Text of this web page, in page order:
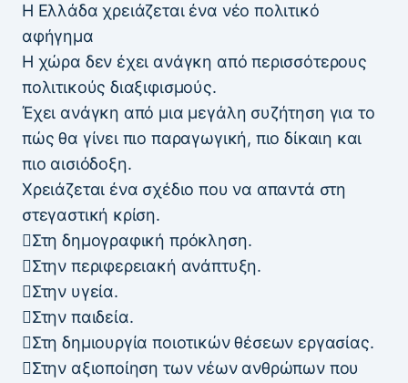
Η Ελλάδα χρειάζεται ένα νέο πολιτικό
αφήγημα
Η χώρα δεν έχει ανάγκη από περισσότερους
πολιτικούς διαξιφισμούς.
Έχει ανάγκη από μια μεγάλη συζήτηση για το
πώς θα γίνει πιο παραγωγική, πιο δίκαιη και
πιο αισιόδοξη.
Χρειάζεται ένα σχέδιο που να απαντά στη
στεγαστική κρίση.
Στη δημογραφική πρόκληση.
Στην περιφερειακή ανάπτυξη.
Στην υγεία.
Στην παιδεία.
Στη δημιουργία ποιοτικών θέσεων εργασίας.
Στην αξιοποίηση των νέων ανθρώπων που